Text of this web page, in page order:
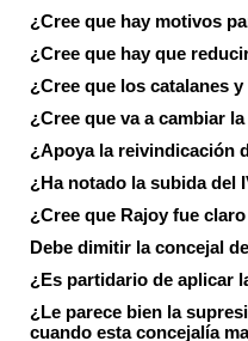
¿Cree que hay motivos
¿Cree que hay que
¿Cree que los catalanes
¿Cree que va a cambiar
¿Apoya la reivindicación
¿Ha notado la subida del
¿Cree que Rajoy fue
Debe dimitir la concejal
¿Es partidario de aplicar
¿Le parece bien la
cuando esta concejalía